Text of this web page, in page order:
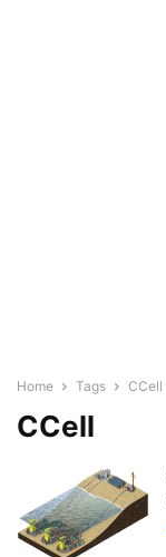
Home Tags CCell
CCell